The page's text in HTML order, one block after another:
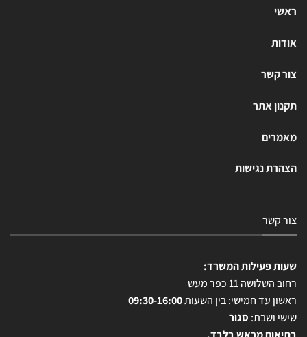
ראשי
אודות
צור קשר
תקנון אתר
מאמרים
הצהרת נגישות
צור קשר
שעות פעילות המשרד:
רחוב השלושה 11 כפר מעש
ראשון עד חמישי: בין השעות09:30-16:00
שישי ושבת: סגור